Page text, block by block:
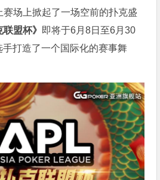
场上掀起了一场空前的扑克盛
盟杯》 即将于6月8日至6月30
手打造了一个国际化的赛事舞